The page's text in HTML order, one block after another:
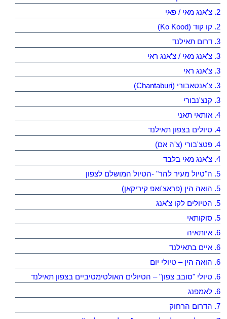
2. צ'אנג מאי / פאי
2. קו קוד (Ko Kood)
3. דרום תאילנד
3. צ'אנג מאי / צ'אנג ראי
3. צ'אנג ראי
3. צ'אנטאבורי (Chantaburi)
3. קנצ'נבורי
4. אותאי תאני
4. טיולים בצפון תאילנד
4. פטצ'בורי (צ'ה אם)
4. צ'אנג מאי בלבד
5. ה"טיול מעיר להר" -הטיול המושלם לצפון
5. הואה הין (פראצ'ואפ קיריקאן)
5. הטיולים לקו צ'אנג
5. סוקותאי
6. איותאיה
6. איים בתאילנד
6. הואה הין – טיולי יום
6. טיולי "סובב צפון" – הטיולים האולטימטיביים בצפון תאילנד
6. לאמפנג
7. הדרום הרחוק